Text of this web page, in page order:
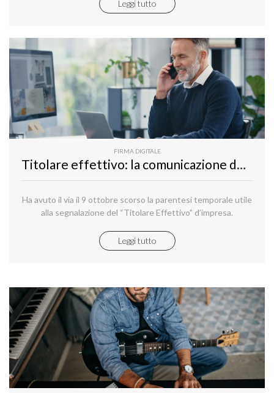
Leggi tutto
FIRMA DIGITALE
Titolare effettivo: la comunicazione deve avvenire entro l’11 dicembre
Ha avuto il via il 9 ottobre scorso la parentesi temporale utile
alla segnalazione del “Titolare Effettivo” d’impresa.
Leggi tutto